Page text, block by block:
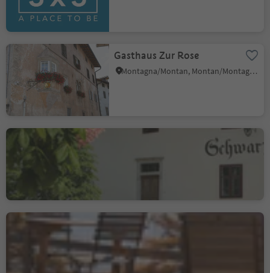
Gasthaus Zur Rose
Montagna/Montan, Montan/Montagna, Alto Adige Wine Road
Restaurant Schwarz Adler
Cortaccia s.S.d.V./Kurtatsch, Kurtatsch an der Weinstraße/Cortaccia sulla Strada del Vino, Alto Adige Wine Road
Albergo Zirmerhof
Redagno/Radein, Aldein/Aldino